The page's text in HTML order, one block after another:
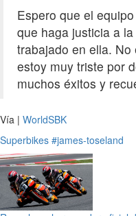
Espero que el
que haga justicia a
trabajado en ella.
estoy muy triste por
muchos éxitos y
Vía | WorldSBK
Superbikes #james-toseland